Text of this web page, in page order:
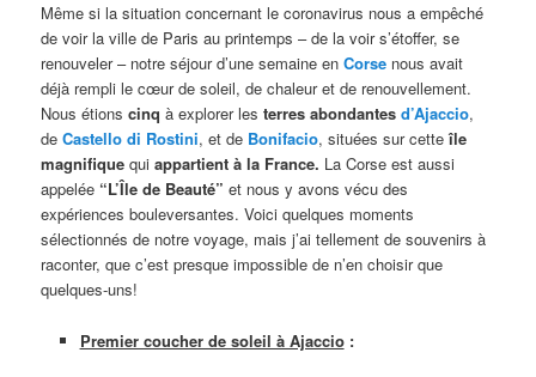
Même si la situation concernant le coronavirus nous a empêché
de voir la ville de Paris au printemps – de la voir s’étoffer, se
renouveler – notre séjour d’une semaine enCorse nous avait
déjà rempli le cœur de soleil, de chaleur et de renouvellement.
Nous étionscinq à explorer lesterres abondantesd’Ajaccio,
deCastello di Rostini, et de Bonifacio, situées sur cetteîle
magnifique quiappartient à la France. La Corse est aussi
appelée “L’Île de Beauté” et nous y avons vécu des
expériences bouleversantes. Voici quelques moments
sélectionnés de notre voyage, mais j’ai tellement de souvenirs à
raconter, que c’est presque impossible de n’en choisir que
quelques-uns!
Premier coucher de soleil à Ajaccio: